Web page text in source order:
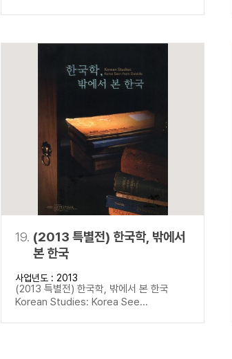
19. (2013 특별전) 한국학, 밖에서
본 한국
사업년도 : 2013
(2013 특별전) 한국학, 밖에서 본 한국
Korean Studies: Korea See...